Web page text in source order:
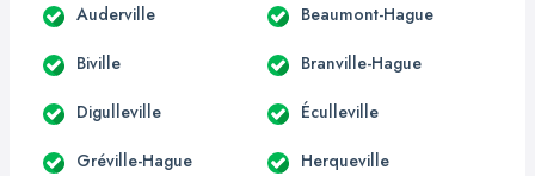
Auderville Beaumont-Hague
Biville Branville-Hague
Digulleville Éculleville
Gréville-Hague Herqueville